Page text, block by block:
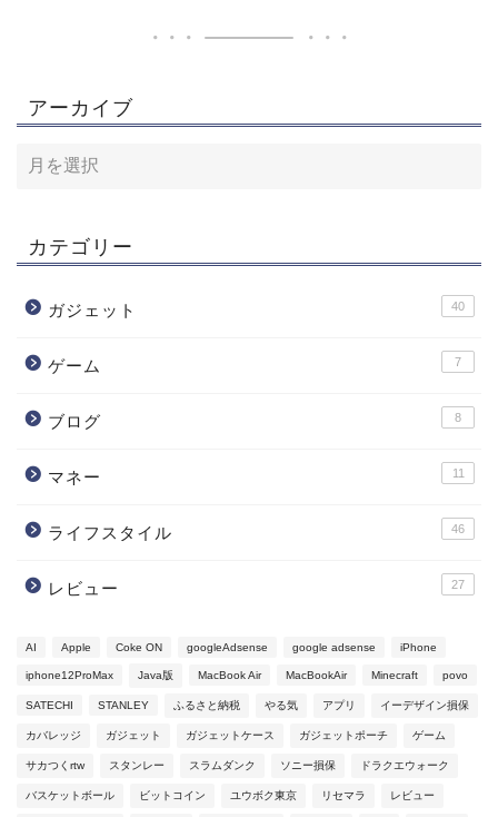
アーカイブ
カテゴリー
ガジェット 40
ゲーム 7
ブログ 8
マネー 11
ライフスタイル 46
レビュー 27
AI Apple Coke ON googleAdsense google adsense iPhone
iphone12ProMax Java版 MacBook Air MacBookAir Minecraft povo
SATECHI STANLEY ふるさと納税 やる気 アプリ イーデザイン損保
カバレッジ ガジェット ガジェットケース ガジェットポーチ ゲーム
サカつくrtw スタンレー スラムダンク ソニー損保 ドラクエウォーク
バスケットボール ビットコイン ユウボク東京 リセマラ レビュー